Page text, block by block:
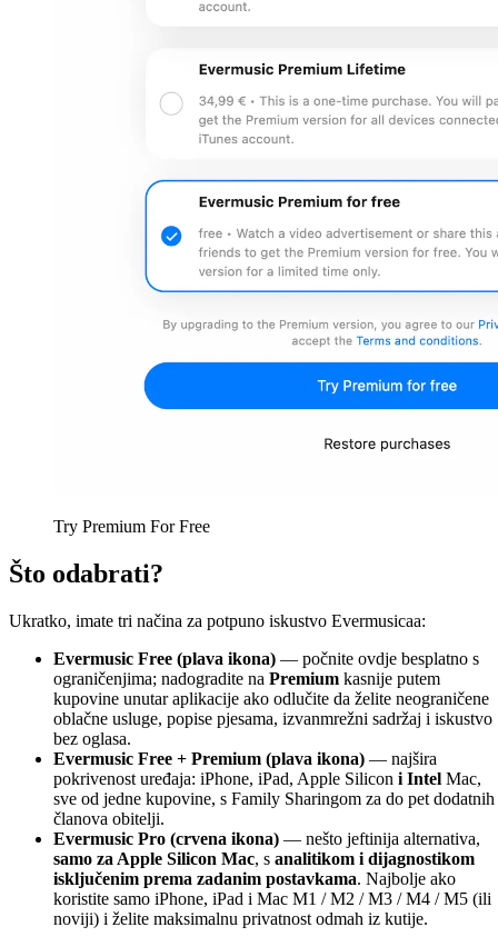
Try Premium For Free
Što odabrati?
Ukratko, imate tri načina za potpuno iskustvo Evermusicaa:
Evermusic Free (plava ikona) — počnite ovdje besplatno s
ograničenjima; nadogradite na Premium kasnije putem
kupovine unutar aplikacije ako odlučite da želite neograničene
oblačne usluge, popise pjesama, izvanmrežni sadržaj i iskustvo
bez oglasa.
Evermusic Free + Premium (plava ikona) — najšira
pokrivenost uređaja: iPhone, iPad, Apple Silicon i Intel Mac,
sve od jedne kupovine, s Family Sharingom za do pet dodatnih
članova obitelji.
Evermusic Pro (crvena ikona) — nešto jeftinija alternativa,
samo za Apple Silicon Mac, s analitikom i dijagnostikom
isključenim prema zadanim postavkama. Najbolje ako
koristite samo iPhone, iPad i Mac M1 / M2 / M3 / M4 / M5 (ili
noviji) i želite maksimalnu privatnost odmah iz kutije.